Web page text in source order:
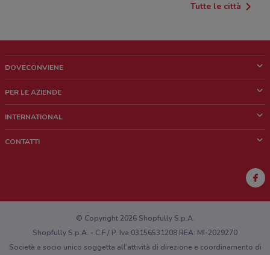
Tutte le città
DOVECONVIENE
Chi siamo
Lavora con noi
PER LE AZIENDE
Richieste commerciali e marketing
INTERNATIONAL
CONTATTI
Hai un malfunzionamento sul web o sull'app?
© Copyright 2026 Shopfully S.p.A.
Shopfully S.p.A. - C.F / P. Iva 03156531208 REA: MI-2029270
Società a socio unico soggetta all’attività di direzione e coordinamento di